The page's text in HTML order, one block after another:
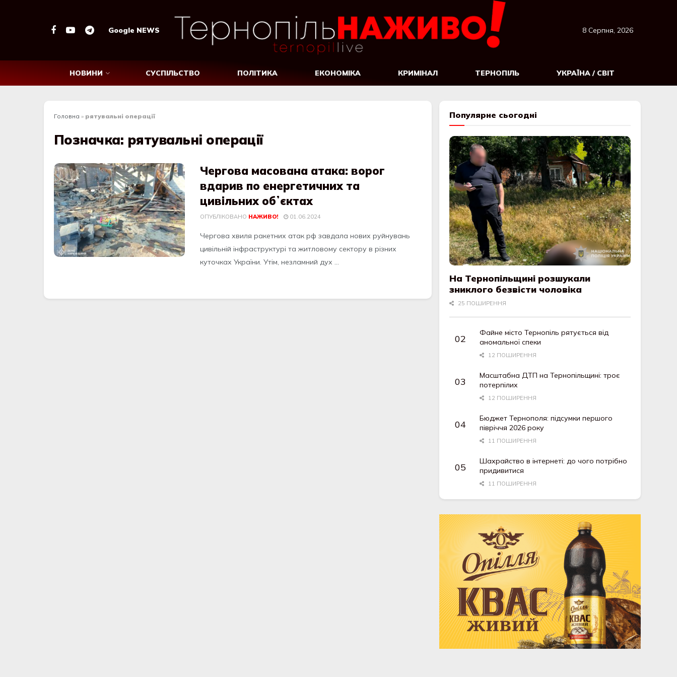
Google NEWS 8 Серпня, 2026
НОВИНИ СУСПІЛЬСТВО ПОЛІТИКА ЕКОНОМІКА КРИМІНАЛ ТЕРНОПІЛЬ УКРАЇНА / СВІТ
Головна » рятувальні операції
Позначка: рятувальні операції
Чергова масована атака: ворог
вдарив по енергетичних та
цивільних обʼєктах
ОПУБЛІКОВАНО НАЖИВО! 01.06.2024
Чергова хвиля ракетних атак рф завдала нових руйнувань
цивільній інфраструктурі та житловому сектору в різних
куточках України. Утім, незламний дух ...
Популярне сьогодні
На Тернопільщині розшукали
зниклого безвісти чоловіка
25 ПОШИРЕННЯ
Файне місто Тернопіль рятується від
аномальної спеки
12 ПОШИРЕННЯ
Масштабна ДТП на Тернопільщині: троє
потерпілих
12 ПОШИРЕННЯ
Бюджет Тернополя: підсумки першого
півріччя 2026 року
11 ПОШИРЕННЯ
Шахрайство в інтернеті: до чого потрібно
придивитися
11 ПОШИРЕННЯ